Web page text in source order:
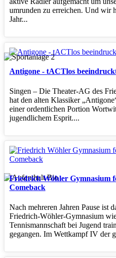
umrunden zu erreichen. Und wir
Jahr...
Antigone - tACTlos
Singen – Die Theater‑AG des
hat den alten Klassiker
einer ordentlichen Portion
jugendlichem Esprit....
Friedrich Wöhler Gymnasium
Comeback
Nach mehreren Jahren Pause ist
Friedrich‑Wöhler‑Gymnasium
Tennismannschaft bei Jugend
gegangen. Im Wettkampf IV der